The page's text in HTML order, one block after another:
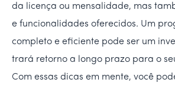
da licença ou mensalidade, mas
e funcionalidades oferecidos. Um
completo e eficiente pode ser um
trará retorno a longo prazo para o
Com essas dicas em mente, você